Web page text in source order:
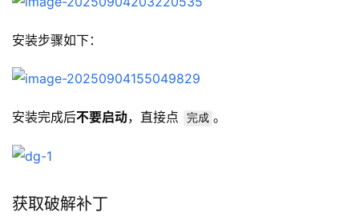
安装步骤如下：
安装完成后不要启动，直接点 完成 。
获取破解补丁